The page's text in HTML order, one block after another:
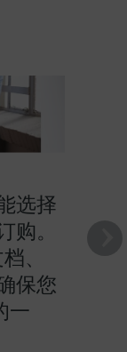
信
选择
购。
、
保您
一